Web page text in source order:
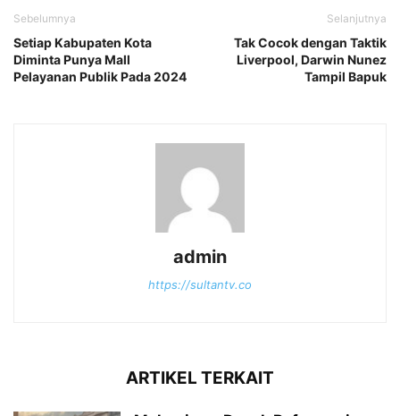
Sebelumnya
Setiap Kabupaten Kota
Diminta Punya Mall
Pelayanan Publik Pada 2024
Selanjutnya
Tak Cocok dengan Taktik
Liverpool, Darwin Nunez
Tampil Bapuk
admin
https://sultantv.co
ARTIKEL TERKAIT